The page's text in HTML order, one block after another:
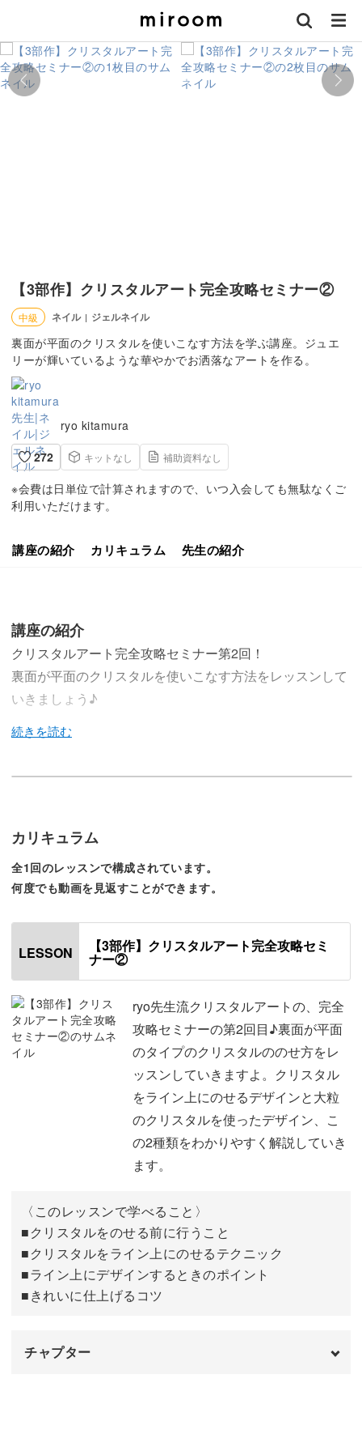
【3部作】クリスタルアート完全攻略セミナー②
中級 ネイル | ジェルネイル
裏面が平面のクリスタルを使いこなす方法を学ぶ講座。ジュエ
リーが輝いているような華やかでお洒落なアートを作る。
ryo kitamura
272
キットなし 補助資料なし
※会費は日単位で計算されますので、いつ入会しても無駄なくご
利用いただけます。
講座の紹介 カリキュラム 先生の紹介
講座の紹介
クリスタルアート完全攻略セミナー第2回！
裏面が平面のクリスタルを使いこなす方法をレッスンして
いきましょう♪
おきたいテクニックが満載のシリーズ。
今回は、裏面が平面のタイプのクリスタルののせ方をレッ
スンしていきますよ。
クリスタルをライン上にのせるデザインと大粒のクリスタ
ルを使ったデザイン、この2種類をわかりやすく解説して
いきます。
大きめのクリスタルが使いこなせるようになると、お爪に
ジュエリーが輝いているようなアートを作ることができま
具体的なポイントは、
◆クリスタルをのせる前に行うこと
◆クリスタルをライン上にのせるテクニック
◆ライン上にデザインするときのポイント
◆きれいに仕上げるコツ
ど、ryo先生のこだわりのテクニックを、1つ1つ丁寧にレ
カリキュラム
全1回のレッスンで構成されています。
何度でも動画を見返すことができます。
LESSON 【3部作】クリスタルアート完全攻略セミ
ナー②
ryo先生流クリスタルアートの、完全
攻略セミナーの第2回目♪裏面が平面
のタイプのクリスタルののせ方をレ
ッスンしていきますよ。クリスタル
をライン上にのせるデザインと大粒
のクリスタルを使ったデザイン、こ
の2種類をわかりやすく解説していき
ます。
〈このレッスンで学べること〉
■クリスタルをのせる前に行うこと
■クリスタルをライン上にのせるテクニック
■ライン上にデザインするときのポイント
■きれいに仕上げるコツ
チャプター